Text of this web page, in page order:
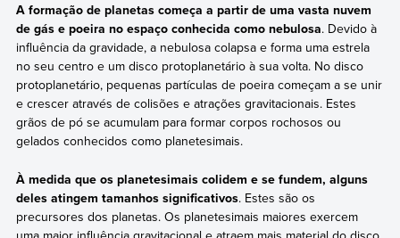
A formação de planetas começa a partir de uma vasta nuvem
de gás e poeira no espaço conhecida como nebulosa. Devido à
influência da gravidade, a nebulosa colapsa e forma uma estrela
no seu centro e um disco protoplanetário à sua volta. No disco
protoplanetário, pequenas partículas de poeira começam a se unir
e crescer através de colisões e atrações gravitacionais. Estes
grãos de pó se acumulam para formar corpos rochosos ou
gelados conhecidos como planetesimais.
À medida que os planetesimais colidem e se fundem, alguns
deles atingem tamanhos significativos. Estes são os
precursores dos planetas. Os planetesimais maiores exercem